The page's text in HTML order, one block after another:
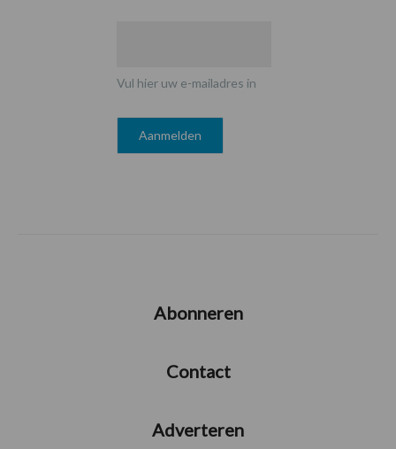
Vul hier uw e-mailadres in
Abonneren
Contact
Adverteren